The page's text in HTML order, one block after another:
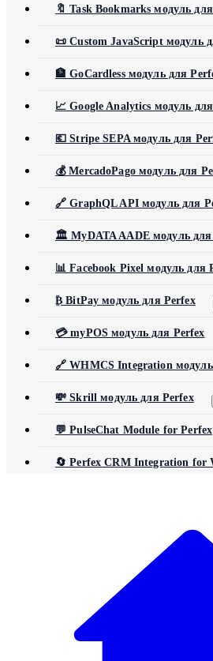
🔖 Task Bookmarks модуль
📜 Custom JavaScript модуль
🏦 GoCardless модуль для
📈 Google Analytics модуль
💶 Stripe SEPA модуль для
💰 MercadoPago модуль для
🔗 GraphQL API модуль для
🏛️ MyDATA AADE модуль для
📊 Facebook Pixel модуль для
₿ BitPay модуль для Perfex
💳 myPOS модуль для Perfex
🔗 WHMCS Integration
💸 Skrill модуль для Perfex
💬 PulseChat Module for Perfex
🔄 Perfex CRM Integration for